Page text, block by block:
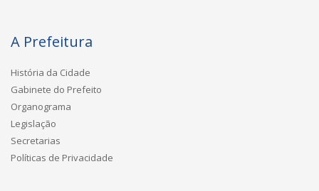
A Prefeitura
História da Cidade
Gabinete do Prefeito
Organograma
Legislação
Secretarias
Políticas de Privacidade